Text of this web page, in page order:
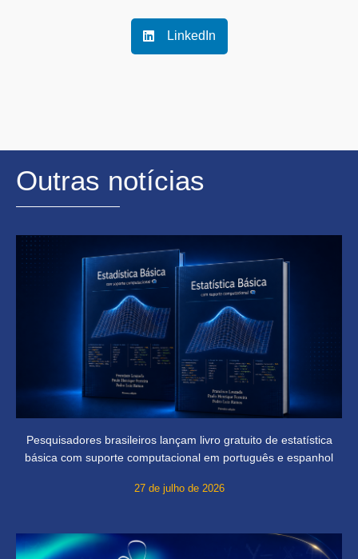
LinkedIn
Outras notícias
Pesquisadores brasileiros lançam livro gratuito de estatística
básica com suporte computacional em português e espanhol
27 de julho de 2026